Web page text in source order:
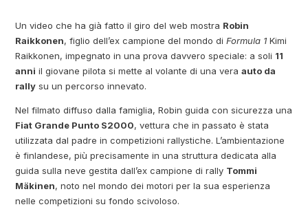
Un video che ha già fatto il giro del web mostra Robin
Raikkonen, figlio dell’ex campione del mondo diFormula 1 Kimi
Raikkonen, impegnato in una prova davvero speciale: a soli 11
anni il giovane pilota si mette al volante di una veraauto da
rally su un percorso innevato.
Nel filmato diffuso dalla famiglia, Robin guida con sicurezza una
Fiat Grande Punto S2000, vettura che in passato è stata
utilizzata dal padre in competizioni rallystiche. L’ambientazione
è finlandese, più precisamente in una struttura dedicata alla
guida sulla neve gestita dall’ex campione di rally Tommi
Mäkinen, noto nel mondo dei motori per la sua esperienza
nelle competizioni su fondo scivoloso.